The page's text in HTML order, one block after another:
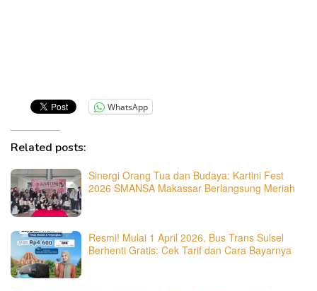
WhatsApp
Related posts:
Sinergi Orang Tua dan Budaya: Kartini Fest
2026 SMANSA Makassar Berlangsung Meriah
Resmi! Mulai 1 April 2026, Bus Trans Sulsel
Berhenti Gratis: Cek Tarif dan Cara Bayarnya